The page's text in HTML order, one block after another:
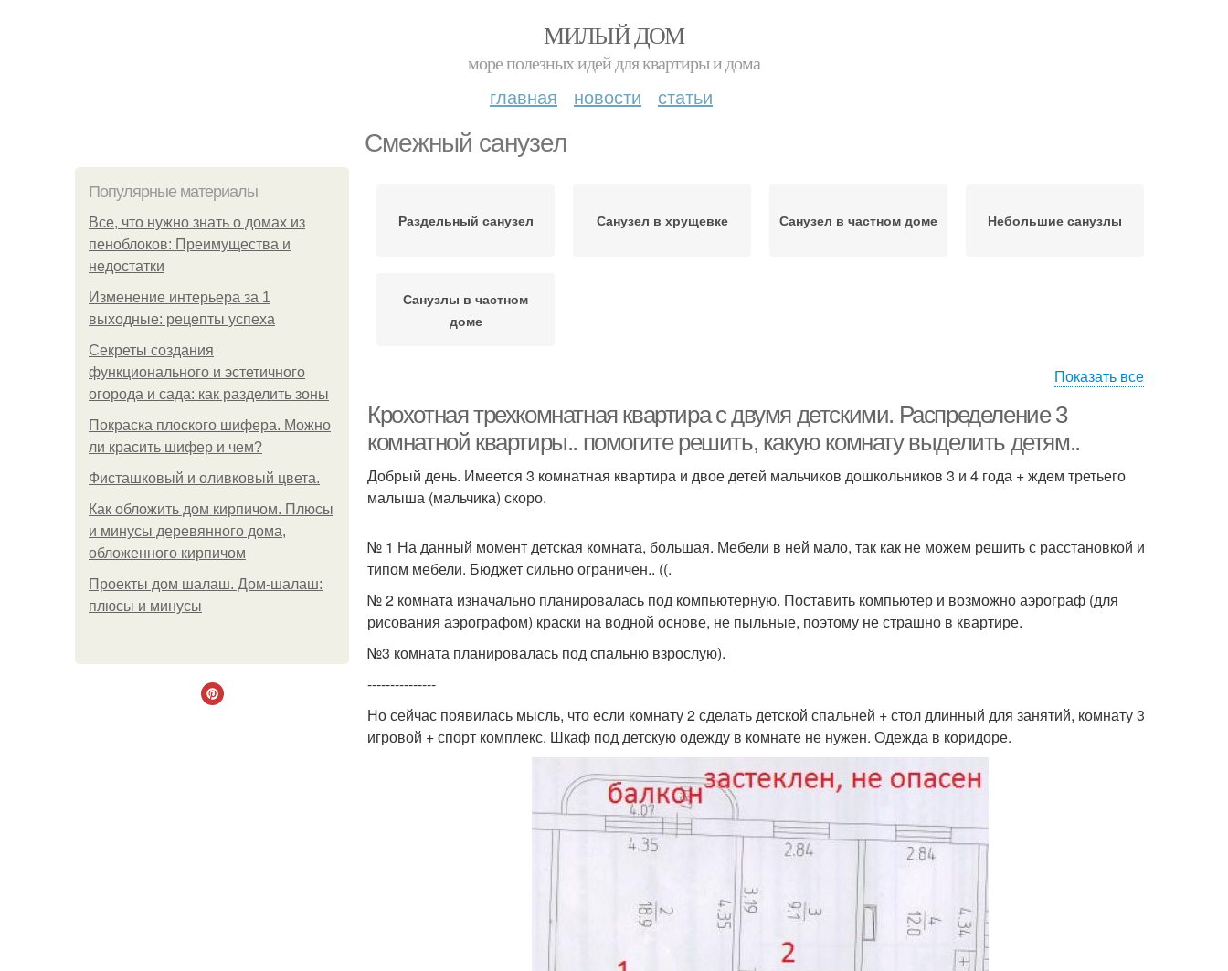
МИЛЫЙ ДОМ
море полезных идей для квартиры и дома
главная новости статьи
Смежный санузел
Популярные материалы
Все, что нужно знать о домах из
пеноблоков: Преимущества и
недостатки
Изменение интерьера за 1
выходные: рецепты успеха
Секреты создания
функционального и эстетичного
огорода и сада: как разделить зоны
Покраска плоского шифера. Можно
ли красить шифер и чем?
Фисташковый и оливковый цвета.
Как обложить дом кирпичом. Плюсы
и минусы деревянного дома,
обложенного кирпичом
Проекты дом шалаш. Дом-шалаш:
плюсы и минусы
Раздельный санузел Санузел в хрущевке Санузел в частном доме Небольшие санузлы
Санузлы в частном
доме
Показать все
Крохотная трехкомнатная квартира с двумя детскими. Распределение 3
комнатной квартиры.. помогите решить, какую комнату выделить детям..
Добрый день. Имеется 3 комнатная квартира и двое детей мальчиков дошкольников 3 и 4 года + ждем третьего
малыша (мальчика) скоро.
№ 1 На данный момент детская комната, большая. Мебели в ней мало, так как не можем решить с расстановкой и
типом мебели. Бюджет сильно ограничен.. ((.
№ 2 комната изначально планировалась под компьютерную. Поставить компьютер и возможно аэрограф (для
рисования аэрографом) краски на водной основе, не пыльные, поэтому не страшно в квартире.
№3 комната планировалась под спальню взрослую).
---------------
Но сейчас появилась мысль, что если комнату 2 сделать детской спальней + стол длинный для занятий, комнату 3
игровой + спорт комплекс. Шкаф под детскую одежду в комнате не нужен. Одежда в коридоре.